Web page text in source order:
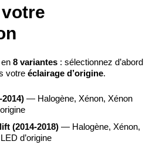
8 variantes : sélectionnez d’abord
votre éclairage d’origine.
2014) — Halogène, Xénon, Xénon
(2014-2018) — Halogène, Xénon,
d’origine